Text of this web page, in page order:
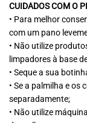
CUIDADOS COM O
• Para melhor
com um pano
• Não utilize
limpadores à base
• Seque a sua
• Se a palmilha e os
separadamente;
• Não utilize